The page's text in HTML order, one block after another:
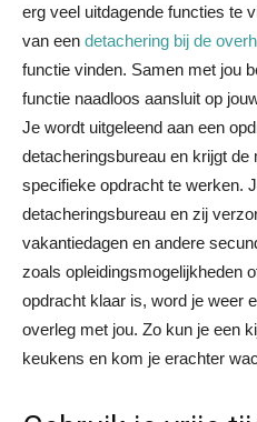
erg veel uitdagende functies te
van een detachering bij de
functie vinden. Samen met jou
functie naadloos aansluit op
Je wordt uitgeleend aan een
detacheringsbureau en krijgt de
specifieke opdracht te werken.
detacheringsbureau en zij
vakantiedagen en andere
zoals opleidingsmogelijkheden
opdracht klaar is, word je weer
overleg met jou. Zo kun je een
keukens en kom je erachter